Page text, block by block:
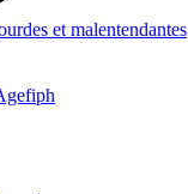
et malentendantes